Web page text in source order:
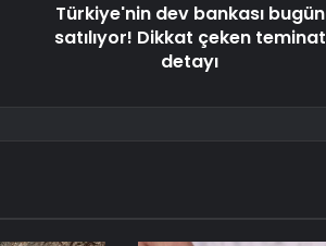
Türkiye'nin dev bankası bugün
satılıyor! Dikkat çeken teminat
detayı